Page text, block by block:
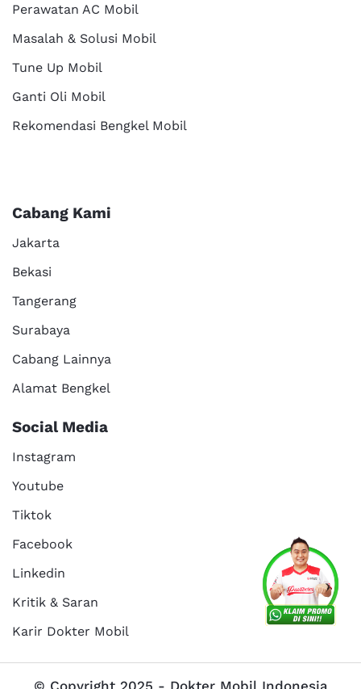
Perawatan AC Mobil
Masalah & Solusi Mobil
Tune Up Mobil
Ganti Oli Mobil
Rekomendasi Bengkel Mobil
Cabang Kami
Jakarta
Bekasi
Tangerang
Surabaya
Cabang Lainnya
Alamat Bengkel
Social Media
Instagram
Youtube
Tiktok
Facebook
Linkedin
Kritik & Saran
Karir Dokter Mobil
© Copyright 2025 - Dokter Mobil Indonesia